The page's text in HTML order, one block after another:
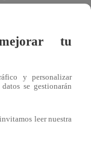
nuevas familias
tu
y personalizar
datos se gestionarán
leer nuestra